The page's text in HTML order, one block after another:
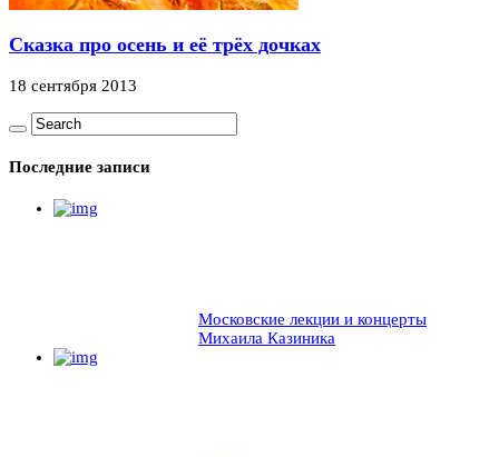
Сказка про осень и её трёх дочках
18 сентября 2013
Последние записи
Московские лекции и концерты
Михаила Казиника